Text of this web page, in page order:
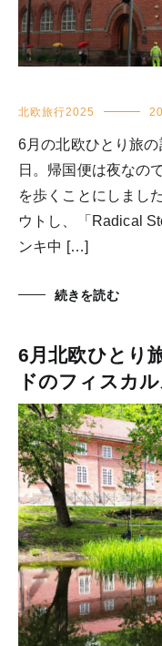
北欧旅行2025
6月の北欧ひとり旅
日。帰国便は夜なの
を歩くことにしまし
ウトし、「Radical
ンキ中 […]
続きを読む
6月北欧ひとり
ドのフィスカ